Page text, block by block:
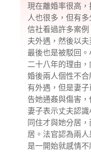
現在離婚率很高
人也很多，但有
信社看過許多案
夫外遇，然後以夫
最後也是被駁回
二十八年的理由
婚後兩人個性不
有外遇，但是妻
告她通姦與傷害
妻子表示丈夫認
同住才與她分居
居。法官認為兩
是一開始就感情